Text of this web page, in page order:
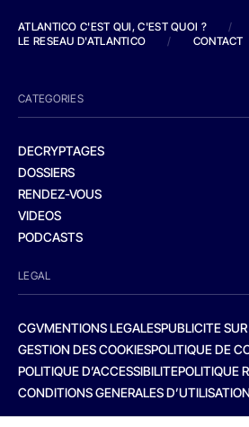
ATLANTICO C'EST QUI, C'EST QUOI ?
/
LE RESEAU D'ATLANTICO
/ CONTACT
CATEGORIES
DECRYPTAGES
DOSSIERS
RENDEZ-VOUS
VIDEOS
PODCASTS
LEGAL
CGVMENTIONS LEGALESPUBLICITE
GESTION DES COOKIESPOLITIQUE DE
POLITIQUE D’ACCESSIBILITEPOLITIQUE
CONDITIONS GENERALES D’UTILISATION